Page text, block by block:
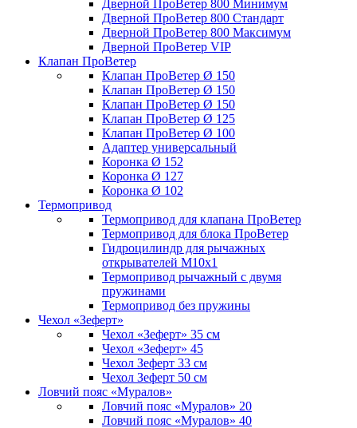
Дверной ПроВетер 800 Минимум
Дверной ПроВетер 800 Стандарт
Дверной ПроВетер 800 Максимум
Дверной ПроВетер VIP
Клапан ПроВетер
Клапан ПроВетер Ø 150
Клапан ПроВетер Ø 150
Клапан ПроВетер Ø 150
Клапан ПроВетер Ø 125
Клапан ПроВетер Ø 100
Адаптер универсальный
Коронка Ø 152
Коронка Ø 127
Коронка Ø 102
Термопривод
Термопривод для клапана ПроВетер
Термопривод для блока ПроВетер
Гидроцилиндр для рычажных
открывателей М10х1
Термопривод рычажный с двумя
пружинами
Термопривод без пружины
Чехол «Зеферт»
Чехол «Зеферт» 35 см
Чехол «Зеферт» 45
Чехол Зеферт 33 см
Чехол Зеферт 50 см
Ловчий пояс «Муралов»
Ловчий пояс «Муралов» 20
Ловчий пояс «Муралов» 40